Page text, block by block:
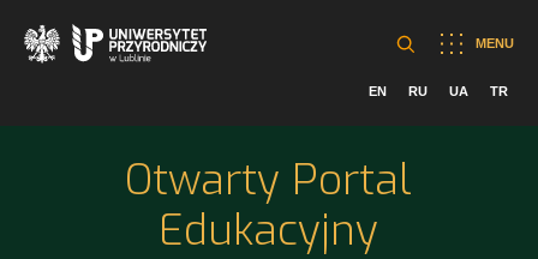
MENU
EN RU UA TR
Otwarty Portal
Edukacyjny